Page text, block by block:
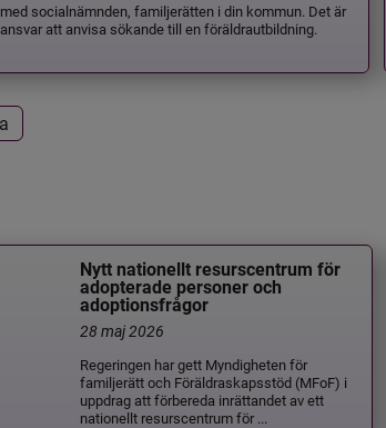
socialnämnden, familjerätten i din kommun. Det är
att anvisa sökande till en föräldrautbildning.
Nytt nationellt resurscentrum för
adopterade personer och
adoptionsfrågor
28 maj 2026
Regeringen har gett Myndigheten för
familjerätt och Föräldraskapsstöd (MFoF) i
uppdrag att förbereda inrättandet av ett
nationellt resurscentrum för ...